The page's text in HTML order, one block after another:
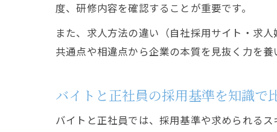
度、研修内容を確認することが重要です。
また、求人方法の違い（自社採用サイト・求
共通点や相違点から企業の本質を見抜く力を養
バイトと正社員の採用基準を知識で
バイトと正社員では、採用基準や求められる